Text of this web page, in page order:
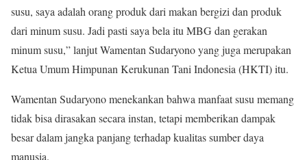
susu, saya adalah orang produk dari makan bergizi dan produk
dari minum susu. Jadi pasti saya bela itu MBG dan gerakan
minum susu,” lanjut Wamentan Sudaryono yang juga merupakan
Ketua Umum Himpunan Kerukunan Tani Indonesia (HKTI) itu.
Wamentan Sudaryono menekankan bahwa manfaat susu memang
tidak bisa dirasakan secara instan, tetapi memberikan dampak
besar dalam jangka panjang terhadap kualitas sumber daya
manusia.